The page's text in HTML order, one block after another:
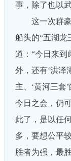
事，除了也以
这一次群豪
船头的“五湖龙
道：“今日来到
外，还有‘洪泽
主、‘黄河三套
今日之会，仍
此了，是以任
多，要想公平
胜者为强，最